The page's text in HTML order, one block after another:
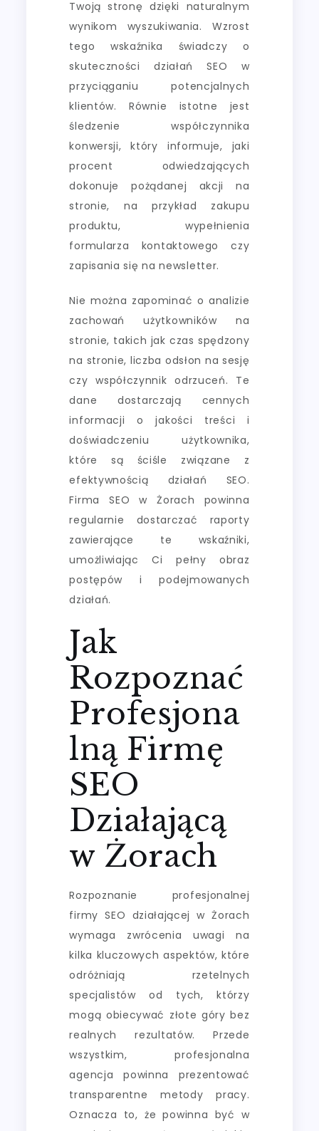
Twoją stronę dzięki naturalnym
wynikom wyszukiwania. Wzrost
tego wskaźnika świadczy o
skuteczności działań SEO w
przyciąganiu potencjalnych
klientów. Równie istotne jest
śledzenie współczynnika
konwersji, który informuje, jaki
procent odwiedzających
dokonuje pożądanej akcji na
stronie, na przykład zakupu
produktu, wypełnienia
formularza kontaktowego czy
zapisania się na newsletter.
Nie można zapominać o analizie
zachowań użytkowników na
stronie, takich jak czas spędzony
na stronie, liczba odsłon na sesję
czy współczynnik odrzuceń. Te
dane dostarczają cennych
informacji o jakości treści i
doświadczeniu użytkownika,
które są ściśle związane z
efektywnością działań SEO.
Firma SEO w Żorach powinna
regularnie dostarczać raporty
zawierające te wskaźniki,
umożliwiając Ci pełny obraz
postępów i podejmowanych
działań.
Jak
Rozpoznać
Profesjona
lną Firmę
SEO
Działającą
w Żorach
Rozpoznanie profesjonalnej
firmy SEO działającej w Żorach
wymaga zwrócenia uwagi na
kilka kluczowych aspektów, które
odróżniają rzetelnych
specjalistów od tych, którzy
mogą obiecywać złote góry bez
realnych rezultatów. Przede
wszystkim, profesjonalna
agencja powinna prezentować
transparentne metody pracy.
Oznacza to, że powinna być w